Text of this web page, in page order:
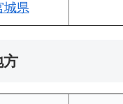
城県
方